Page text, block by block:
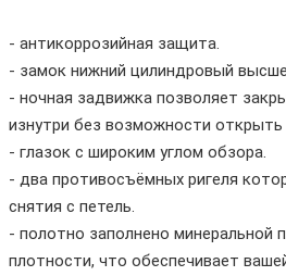
- антикоррозийная защита.
- замок нижний цилиндровый
- ночная задвижка позволяет
изнутри без возможности открыть
- глазок с широким углом обзора.
- два противосъёмных ригеля
снятия с петель.
- полотно заполнено минеральной
плотности, что обеспечивает